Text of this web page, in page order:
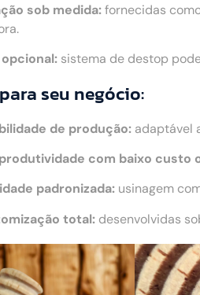
sob medida:fornecidas
sistema de destop
seu negócio:
de produção: adaptável
com baixo custo
padronizada: usinagem
total: desenvolvidas